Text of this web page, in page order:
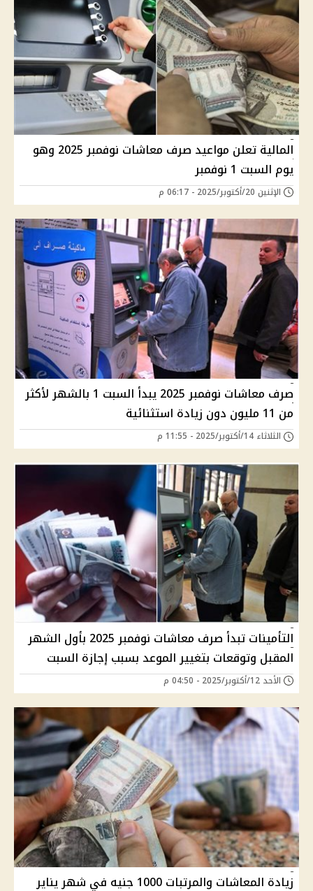
المالية تعلن مواعيد صرف معاشات نوفمبر 2025 وهو
يوم السبت 1 نوفمبر
الإثنين 20/أكتوبر/2025 - 06:17 م
صرف معاشات نوفمبر 2025 يبدأ السبت 1 بالشهر لأكثر
من 11 مليون دون زيادة استثنائية
الثلاثاء 14/أكتوبر/2025 - 11:55 م
التأمينات تبدأ صرف معاشات نوفمبر 2025 بأول الشهر
المقبل وتوقعات بتغيير الموعد بسبب إجازة السبت
الأحد 12/أكتوبر/2025 - 04:50 م
زيادة المعاشات والمرتبات 1000 جنيه في شهر يناير